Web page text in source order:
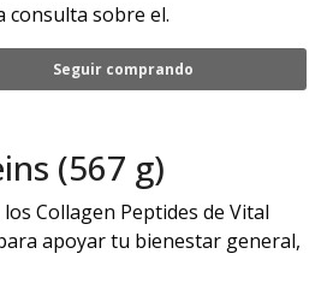
consulta sobre el.
Seguir comprando
(567 g)
Collagen Peptides de Vital
apoyar tu bienestar general,